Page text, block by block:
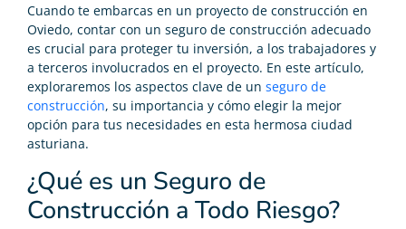
Cuando te embarcas en un proyecto de construcción en
Oviedo, contar con un seguro de construcción adecuado
es crucial para proteger tu inversión, a los trabajadores y
a terceros involucrados en el proyecto. En este artículo,
exploraremos los aspectos clave de un seguro de
construcción, su importancia y cómo elegir la mejor
opción para tus necesidades en esta hermosa ciudad
asturiana.
¿Qué es un Seguro de
Construcción a Todo Riesgo?